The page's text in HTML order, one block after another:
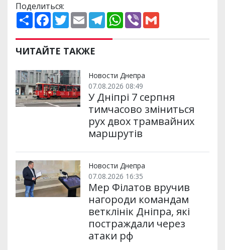
Поделиться:
П
о
и
р
и
и
F
a
e
b
o
k
T
w
t
t
e
E
m
i
l
T
e
e
m
W
h
p
V
ЧИТАЙТЕ ТАКЖЕ
Новости Днепра
07.08.2026 08:49
У Дніпрі 7 серпня
тимчасово зміниться
рух двох трамвайних
маршрутів
Новости Днепра
07.08.2026 16:35
Мер Філатов вручив
нагороди командам
ветклінік Дніпра, які
постраждали через
атаки рф